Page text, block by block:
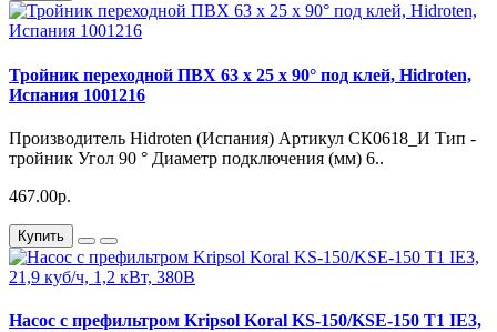
Тройник переходной ПВХ 63 х 25 х 90° под клей, Hidroten,
Испания 1001216
Производитель Hidroten (Испания) Артикул СК0618_И Тип -
тройник Угол 90 ° Диаметр подключения (мм) 6..
467.00р.
Купить
Насос с префильтром Kripsol Koral KS-150/KSE-150 Т1 IE3,